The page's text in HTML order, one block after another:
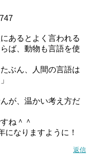
あるとよく言われる
ば、動物も言語を使
ぶん、人間の言語は
が、温かい考え方だ
ね＾＾
になりますように！
返信